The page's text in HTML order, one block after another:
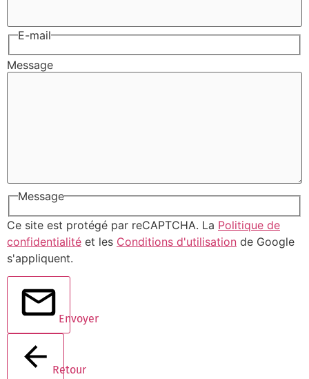
E-mail
Message
Message
Ce site est protégé par reCAPTCHA. La Politique de
confidentialité et les Conditions d'utilisation de Google
s'appliquent.
Envoyer
Retour